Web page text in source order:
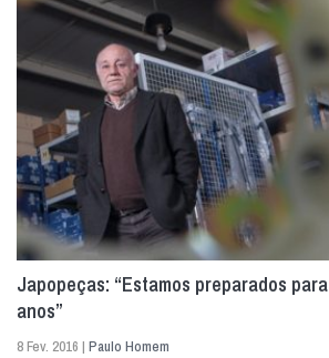
Japopeças: “Estamos preparados
anos”
8 Fev. 2016 | Paulo Homem